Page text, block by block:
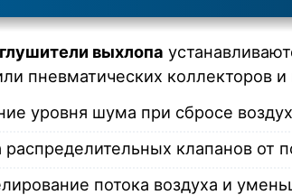
выхлопа
пневматических коллекторов
уровня шума при сбросе
распределительных клапанов от
потока воздуха и